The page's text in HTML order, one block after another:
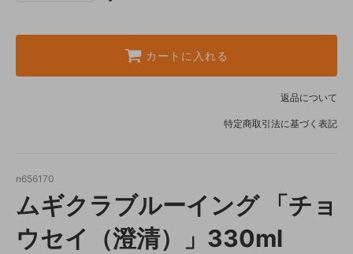
カートに入れる
返品について
特定商取引法に基づく表記
n656170
ムギクラブルーイング 「チョ
ウセイ（澄清）」330ml